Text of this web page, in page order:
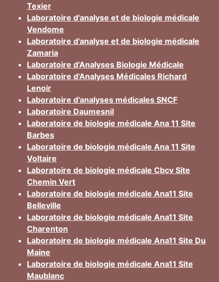
Texier
Laboratoire d'analyse et de biologie médicale
Vendome
Laboratoire d'analyse et de biologie médicale
Zamaria
Laboratoire d'Analyses Biologie Médicale
Laboratoire d'Analyses Médicales Richard
Lenoir
Laboratoire d'analyses médicales SNCF
Laboratoire Daumesnil
Laboratoire de biologie médicale Ana 11 Site
Barbes
Laboratoire de biologie médicale Ana 11 Site
Voltaire
Laboratoire de biologie médicale Cbcv Site
Chemin Vert
Laboratoire de biologie médicale Ana11 Site
Belleville
Laboratoire de biologie médicale Ana11 Site
Charenton
Laboratoire de biologie médicale Ana11 Site Du
Maine
Laboratoire de biologie médicale Ana11 Site
Maublanc